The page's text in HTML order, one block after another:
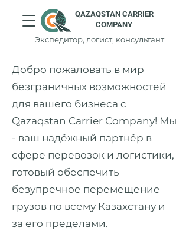
QAZAQSTAN CARRIER
COMPANY
Экспедитор, логист, консультант
Добро пожаловать в мир
безграничных возможностей
для вашего бизнеса с
Qazaqstan Carrier Company! Мы
- ваш надёжный партнёр в
сфере перевозок и логистики,
готовый обеспечить
безупречное перемещение
грузов по всему Казахстану и
за его пределами.